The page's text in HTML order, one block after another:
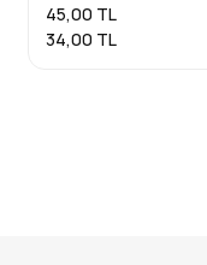
45,00 TL
34,00 TL